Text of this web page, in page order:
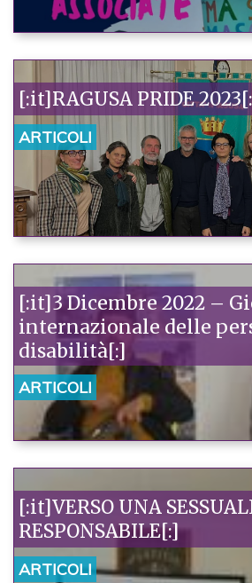
[:it]RAGUSA PRIDE
ARTICOLI
[:it]3 Dicembre 2022 –
internazionale delle
disabilità[:]
ARTICOLI
[:it]VERSO UNA
RESPONSABILE[:]
ARTICOLI